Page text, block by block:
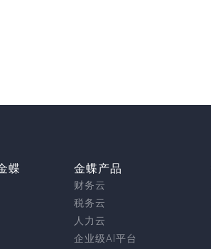
蝶 金蝶产品
财务云
税务云
人力云
企业级AI平台